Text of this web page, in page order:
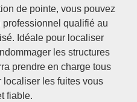
de pointe, vous pouvez
qualifié au
Idéale pour localiser
les structures
prendre en charge tous
localiser les fuites vous
fiable.